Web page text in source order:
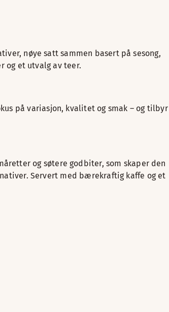
nøye satt sammen basert på sesong,
og et utvalg av teer.
på variasjon, kvalitet og smak – og tilbyr
og søtere godbiter, som skaper den
Servert med bærekraftig kaffe og et